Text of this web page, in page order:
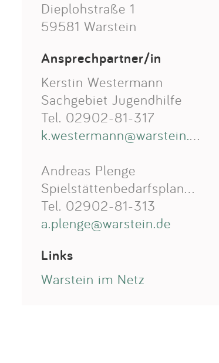
Dieplohstraße 1
59581 Warstein
Ansprechpartner/in
Kerstin Westermann
Sachgebiet Jugendhilfe
Tel. 02902-81-317
k.westermann@warstein.de
Andreas Plenge
Spielstättenbedarfsplanung
Tel. 02902-81-313
a.plenge@warstein.de
Links
Warstein im Netz